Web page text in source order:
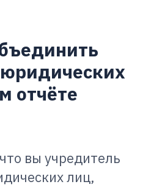
отчёте
вы учредитель
лиц,